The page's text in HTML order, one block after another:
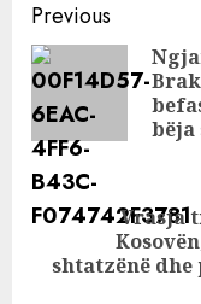
Ademajt disa orë
para se të vritej
Continue
Reading
Previous
bëja
post:
Vrasja
shtatzënë